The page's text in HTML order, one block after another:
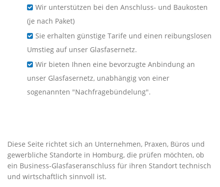
Wir unterstützen bei den Anschluss- und Baukosten
(je nach Paket)
Sie erhalten günstige Tarife und einen reibungslosen
Umstieg auf unser Glasfasernetz.
Wir bieten Ihnen eine bevorzugte Anbindung an
unser Glasfasernetz, unabhängig von einer
sogenannten "Nachfragebündelung".
Diese Seite richtet sich an Unternehmen, Praxen, Büros und
gewerbliche Standorte in Homburg, die prüfen möchten, ob
ein Business-Glasfaseranschluss für ihren Standort technisch
und wirtschaftlich sinnvoll ist.